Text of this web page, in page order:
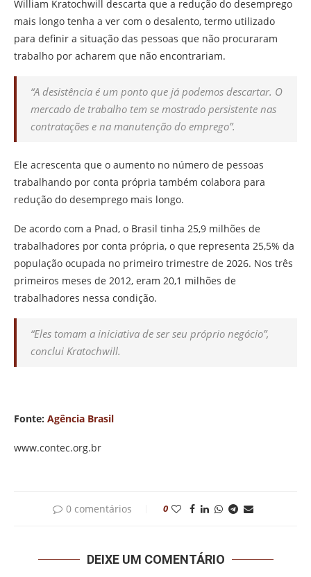
William Kratochwill descarta que a redução do desemprego
mais longo tenha a ver com o desalento, termo utilizado
para definir a situação das pessoas que não procuraram
trabalho por acharem que não encontrariam.
“A desistência é um ponto que já podemos descartar. O
mercado de trabalho tem se mostrado persistente nas
contratações e na manutenção do emprego”.
Ele acrescenta que o aumento no número de pessoas
trabalhando por conta própria também colabora para
redução do desemprego mais longo.
De acordo com a Pnad, o Brasil tinha 25,9 milhões de
trabalhadores por conta própria, o que representa 25,5% da
população ocupada no primeiro trimestre de 2026. Nos três
primeiros meses de 2012, eram 20,1 milhões de
trabalhadores nessa condição.
“Eles tomam a iniciativa de ser seu próprio negócio”,
conclui Kratochwill.
Fonte: Agência Brasil
www.contec.org.br
0 comentários 0
DEIXE UM COMENTÁRIO